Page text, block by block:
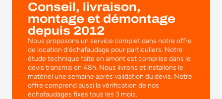
Conseil, livraison,
montage et démontage
depuis 2012
Nous proposons un service complet dans notre offre
de location d’échafaudage pour particuliers. Notre
étude technique faite en amont est comprise dans le
devis transmis en 48h. Nous livrons et installons le
matériel une semaine après validation du devis. Notre
offre comprend aussi la vérification de nos
échafaudages fixes tous les 3 mois.